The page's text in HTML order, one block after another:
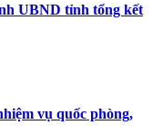
UBND tỉnh tổng kết
vụ quốc phòng,